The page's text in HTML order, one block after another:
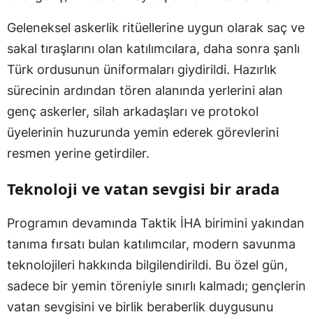
Geleneksel askerlik ritüellerine uygun olarak saç ve
sakal tıraşlarını olan katılımcılara, daha sonra şanlı
Türk ordusunun üniformaları giydirildi. Hazırlık
sürecinin ardından tören alanında yerlerini alan
genç askerler, silah arkadaşları ve protokol
üyelerinin huzurunda yemin ederek görevlerini
resmen yerine getirdiler.
Teknoloji ve vatan sevgisi bir arada
Programın devamında Taktik İHA birimini yakından
tanıma fırsatı bulan katılımcılar, modern savunma
teknolojileri hakkında bilgilendirildi. Bu özel gün,
sadece bir yemin töreniyle sınırlı kalmadı; gençlerin
vatan sevgisini ve birlik beraberlik duygusunu